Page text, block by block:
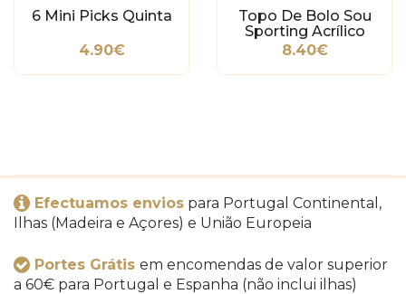
6 Mini Picks Quinta
4.90€
Topo De Bolo Sou
Sporting Acrílico
Espelhado
8.40€
Efectuamos envios para Portugal Continental,
Ilhas (Madeira e Açores) e União Europeia
Portes Grátis em encomendas de valor superior
a 60€ para Portugal e Espanha (não inclui ilhas)